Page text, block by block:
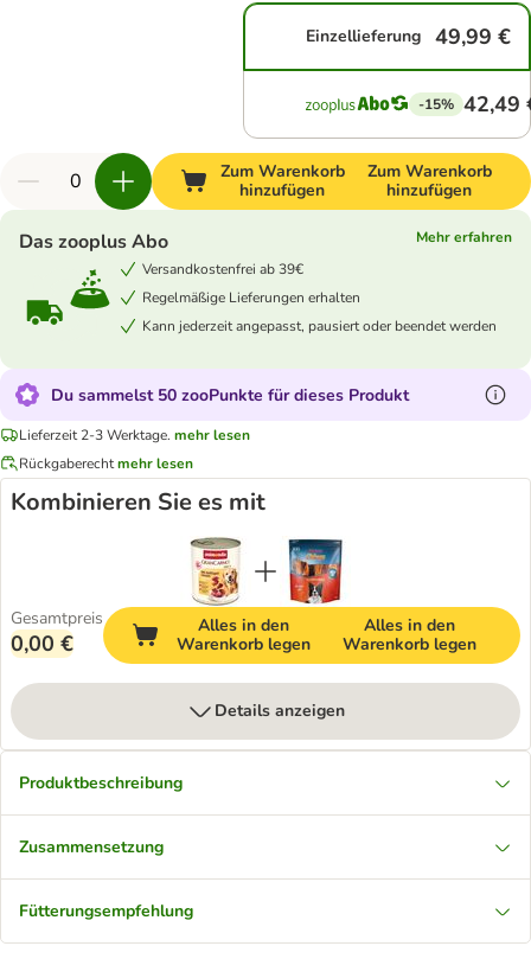
Einzellieferung 49,99 €
-15% 42,49
Zum Warenkorb
hinzufügen
Zum Warenkorb
hinzufügen
Das zooplus Abo
Mehr erfahren
Versandkostenfrei ab 39€
Regelmäßige Lieferungen erhalten
Kann jederzeit angepasst, pausiert oder beendet werden
Du sammelst 50 zooPunkte für dieses Produkt
Lieferzeit 2-3 Werktage. mehr lesen
Rückgaberechtmehr lesen
Kombinieren Sie es mit
Gesamtpreis
0,00 €
Alles in den
Warenkorb legen
Alles in den
Warenkorb legen
Details anzeigen
Produktbeschreibung
Zusammensetzung
Fütterungsempfehlung